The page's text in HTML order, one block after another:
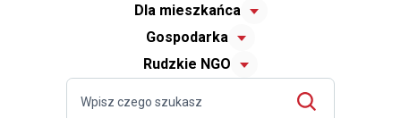
Dla mieszkańca
Gospodarka
Rudzkie NGO